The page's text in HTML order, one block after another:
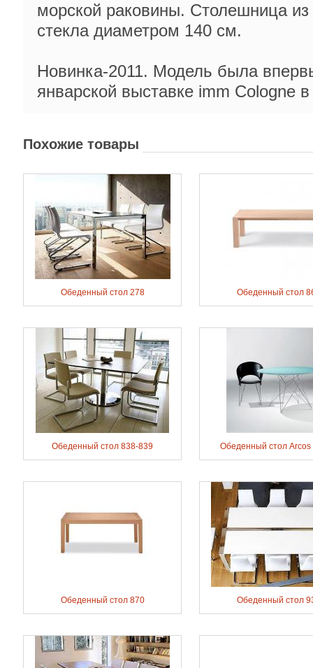
морской раковины. Столешница из
стекла диаметром 140 см.
Новинка-2011. Модель была
январской выставке imm Cologne
Похожие товары
Обеденный стол 278 Обеденный стол
Обеденный стол 838-839 Обеденный стол Arcos
Обеденный стол 870 Обеденный стол